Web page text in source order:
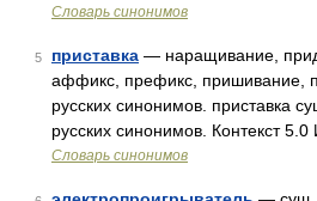
Словарь синонимов
5 приставка — наращивание,
аффикс, префикс, пришивание,
русских синонимов. приставка
русских синонимов. Контекст
Словарь синонимов